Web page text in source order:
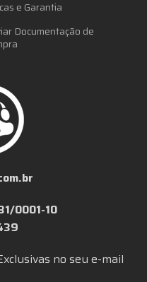
e Garantia
Documentação de
0001-10
no seu e-mail